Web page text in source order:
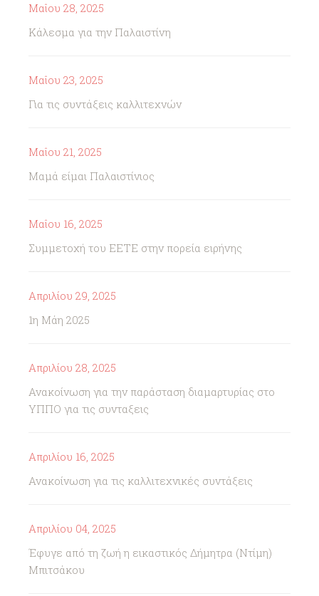
Μαΐου 28, 2025
Κάλεσμα για την Παλαιστίνη
Μαΐου 23, 2025
Για τις συντάξεις καλλιτεχνών
Μαΐου 21, 2025
Μαμά είμαι Παλαιστίνιος
Μαΐου 16, 2025
Συμμετοχή του ΕΕΤΕ στην πορεία ειρήνης
Απριλίου 29, 2025
1η Μάη 2025
Απριλίου 28, 2025
Ανακοίνωση για την παράσταση διαμαρτυρίας στο
ΥΠΠΟ για τις συνταξεις
Απριλίου 16, 2025
Ανακοίνωση για τις καλλιτεχνικές συντάξεις
Απριλίου 04, 2025
Έφυγε από τη ζωή η εικαστικός Δήμητρα (Ντίμη)
Μπιτσάκου